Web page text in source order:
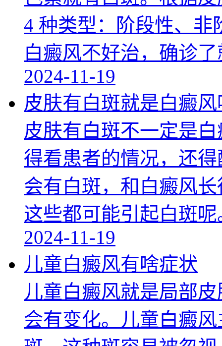
4 种类型：阶段性、非
白癜风不好治，确诊
2024-11-19
皮肤有白斑就是白癜风
皮肤有白斑不一定是
得看患者的情况，还
会有白斑，和白癜风
这些都可能引起白斑呢
2024-11-19
儿童白癜风有啥症状
儿童白癜风就是局部
会有变化。儿童白癜